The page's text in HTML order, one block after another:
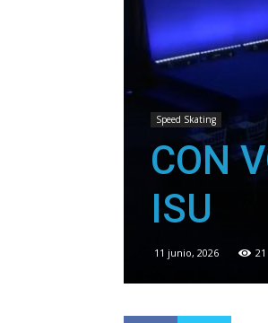
Speed Skating
CON
ISU
11 junio, 2026 21